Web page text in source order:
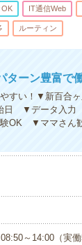
OK IT通信Web
ルーティン
ーン豊富で
やすい！▼新百
日 ▼データ入
OK ▼ママさん
～14:00（実